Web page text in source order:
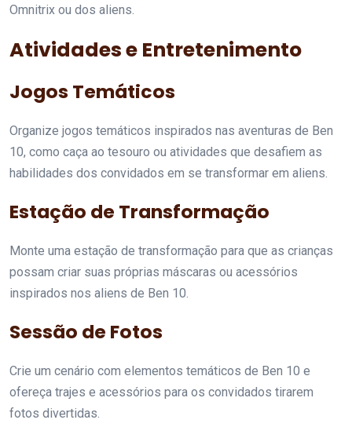
Omnitrix ou dos aliens.
Atividades e Entretenimento
Jogos Temáticos
Organize jogos temáticos inspirados nas aventuras de Ben
10, como caça ao tesouro ou atividades que desafiem as
habilidades dos convidados em se transformar em aliens.
Estação de Transformação
Monte uma estação de transformação para que as crianças
possam criar suas próprias máscaras ou acessórios
inspirados nos aliens de Ben 10.
Sessão de Fotos
Crie um cenário com elementos temáticos de Ben 10 e
ofereça trajes e acessórios para os convidados tirarem
fotos divertidas.